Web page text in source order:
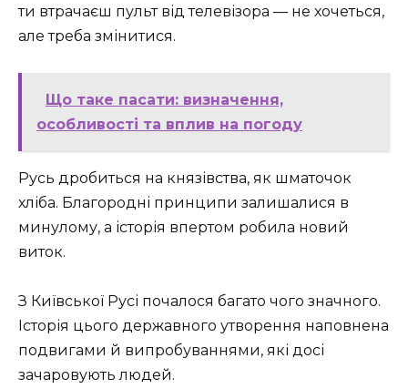
ти втрачаєш пульт від телевізора — не хочеться,
але треба змінитися.
Що таке пасати: визначення,
особливості та вплив на погоду
Русь дробиться на князівства, як шматочок
хліба. Благородні принципи залишалися в
минулому, а історія впертом робила новий
виток.
З Київської Русі почалося багато чого значного.
Історія цього державного утворення наповнена
подвигами й випробуваннями, які досі
зачаровують людей.